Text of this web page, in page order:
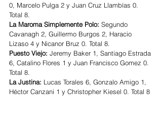
0, Marcelo Pulga 2 y Juan Cruz Llambías 0.
Total 8.
La Maroma Simplemente Polo: Segundo
Cavanagh 2, Guillermo Burgos 2, Haracio
Lizaso 4 y Nicanor Bruz 0. Total 8.
Puesto Viejo: Jeremy Baker 1, Santiago Estrada
6, Catalino Flores 1 y Juan Francisco Gomez 0.
Total 8.
La Justina: Lucas Torales 6, Gonzalo Amigo 1,
Héctor Canzani 1 y Christopher Kiesel 0. Total 8